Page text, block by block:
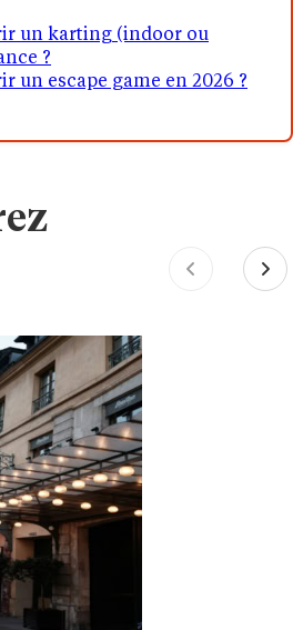
un karting (indoor ou
?
un escape game en 2026 ?